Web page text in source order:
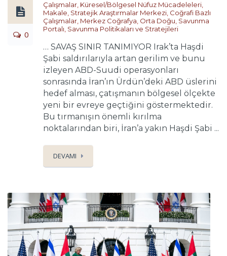
0
Çalışmalar Küresel/Bölgesel Nüfuz Mücadeleleri
Makale Stratejik Araştırmalar Merkezi Coğrafi Bazlı
Çalışmalar Merkez Coğrafya Orta Doğu Savunma
Portalı Savunma Politikaları ve Stratejileri
… SAVAŞ SINIR TANIMIYOR Irak’ta Haşdi
Şabi saldırılarıyla artan gerilim ve bunu
izleyen ABD-Suudi operasyonları
sonrasında İran’ın Ürdün’deki ABD üslerini
hedef alması, çatışmanın bölgesel ölçekte
yeni bir evreye geçtiğini göstermektedir.
Bu tırmanışın önemli kırılma
noktalarından biri, İran’a yakın Haşdi Şabi ...
DEVAMI